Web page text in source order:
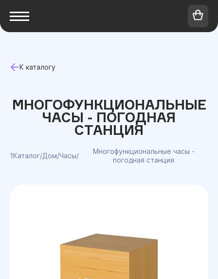
К каталогу
МНОГОФУНКЦИОНАЛЬНЫЕ
ЧАСЫ - ПОГОДНАЯ
СТАНЦИЯ
1Каталог/Дом/Часы/
Многофункциональные часы -
погодная станция